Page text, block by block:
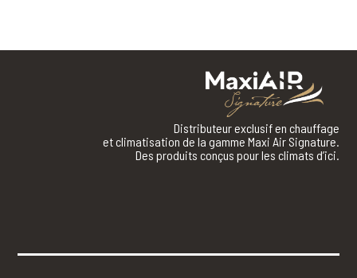
Distributeur exclusif en chauffage
et climatisation de la gamme Maxi Air Signature.
Des produits conçus pour les climats d’ici.